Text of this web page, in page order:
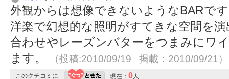
外観からは想像できないようなBARで
洋楽で幻想的な照明がすてきな空間を
合わせやレーズンバターをつまみにワ
ます。
（投稿:2010/09/19 掲載：2010/09/21）
このクチコミに 現在： 0人